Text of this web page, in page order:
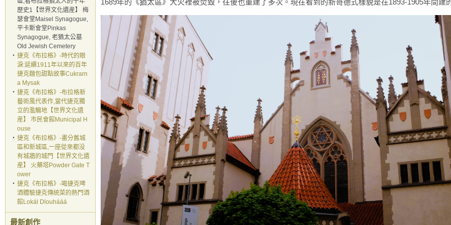
歷史1【世界文化遺産】 梅
瑟會堂Maisel Synagogue,
平卡斯會堂Pinkas
Synagogue, 老猶太公墓
Old Jewish Cemetery
‧ 捷克《布拉格》-時代的眼
淚:延續1911年以來的百年
捷克麵包甜點故事Cukrarn
a Mysak
‧ 捷克《布拉格》-布拉格新
藝術風代表作,當代捷克獨
立的濫觴地【世界文化遺
産】 市民會館Municipal H
ouse
‧ 捷克《布拉格》-畫分舊城
區和新城區,一座從來都没
有城牆的城門【世界文化遺
産】 火藥塔Powder Gate T
ower
‧ 捷克《布拉格》-喝捷克啤
酒體驗捷克傳統菜的熱門酒
館Lokál Dlouhááá
最新創作
1689年的《猶太區》大火裡被焚毀，往後也重建了多次。現在看到的新哥德式樣貌是在1893-1905年間建